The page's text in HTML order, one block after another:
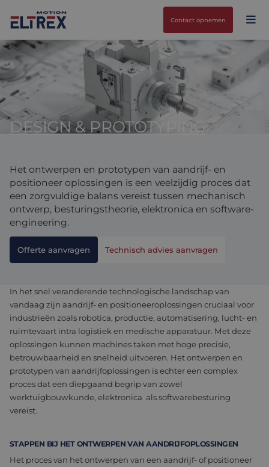
Contact opnemen
Onze oplossingen
Drives & controllers
Mechanicals
Motion Control Solutions
Design & prototyping
Agri-food
Intralogistics
Life sciences
Harsh environments
Defensie
Projecten
Merken
Nieuws
Contact opnemen
Over ons
Werken bij
DESIGN & PROTOTYPING
Het ontwerpen en prototypen van aandrijf- en
positioneer oplossingen is een veelzijdig proces dat
een zorgvuldige balans vereist tussen mechanisch
ontwerp, besturingstheorie, elektronica en software-
engineering.
Offerte aanvragen Technisch advies aanvragen
In het snel veranderende technologische landschap van
vandaag zijn aandrijf- en positioneeroplossingen cruciaal voor
industrieën zoals robotica, productie, automatisering, lucht- en
ruimtevaart intra logistiek en medische apparatuur. Met deze
oplossingen kunnen machines taken met hoge precisie,
betrouwbaarheid en snelheid uitvoeren. Het ontwerpen en
prototypen van aandrijfoplossingen is echter een complex
proces dat een diepgaand begrip van zowel
werktuigbouwkunde, elektronica als softwarebesturing
vereist.
STAPPEN BIJ HET ONTWERPEN VAN AANDRIJFOPLOSSINGEN
Het proces van het ontwerpen van een aandrijf- of positioneer